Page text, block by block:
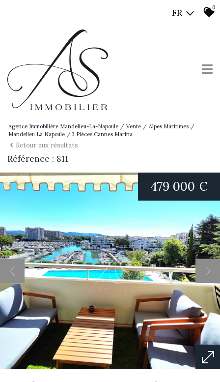
FR 0
Agence Immobilière Mandelieu-La-Napoule Vente
Alpes Maritimes
Mandelieu La Napoule
3 Pièces Cannes Marina
Retour aux résultats
Référence : 811
479 000 €